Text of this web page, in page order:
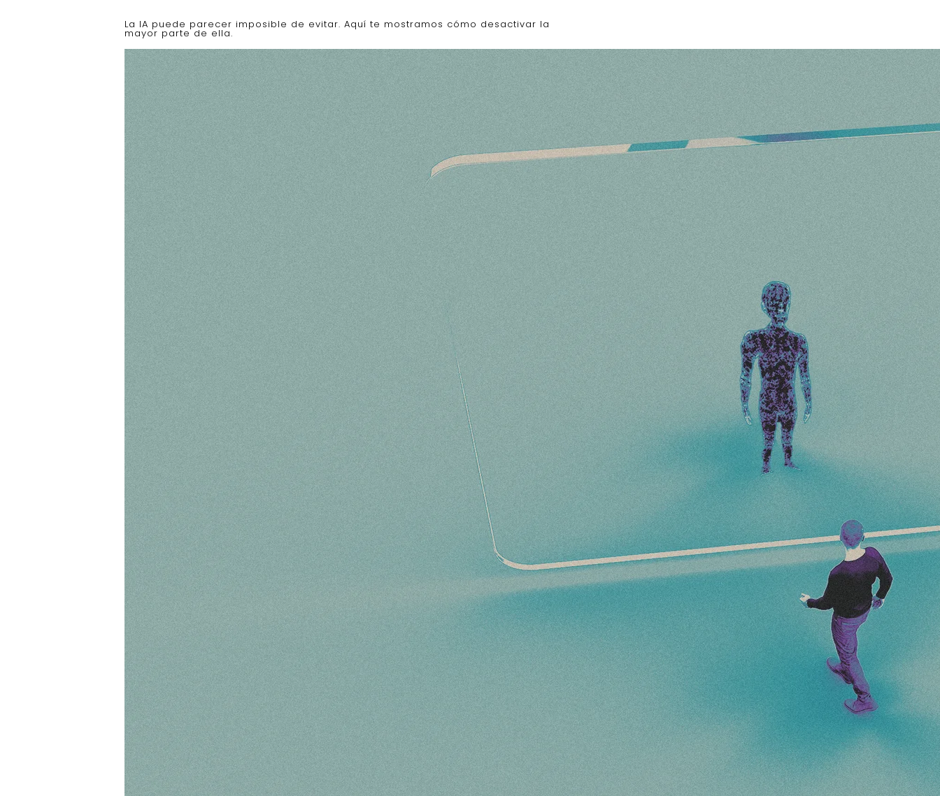
La IA puede parecer imposible de evitar. Aquí te mostramos cómo desactivar la
mayor parte de ella.